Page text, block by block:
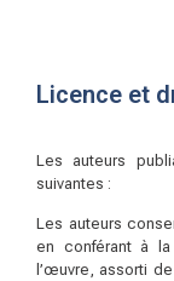
Licence et
Les auteurs
suivantes :
Les auteurs
en conférant à
l’œuvre, assorti